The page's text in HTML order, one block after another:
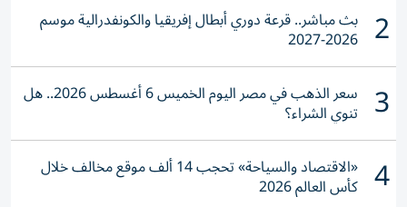
2 بث مباشر.. قرعة دوري أبطال إفريقيا والكونفدرالية موسم
2026-2027
3 سعر الذهب في مصر اليوم الخميس 6 أغسطس 2026.. هل
تنوي الشراء؟
4 «الاقتصاد والسياحة» تحجب 14 ألف موقع مخالف خلال
كأس العالم 2026